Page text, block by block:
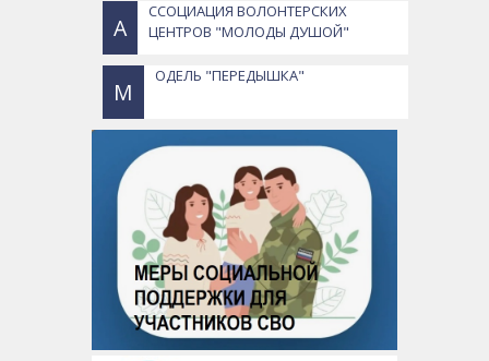
А
ССОЦИАЦИЯ ВОЛОНТЕРСКИХ
ЦЕНТРОВ "МОЛОДЫ ДУШОЙ"
М
ОДЕЛЬ "ПЕРЕДЫШКА"